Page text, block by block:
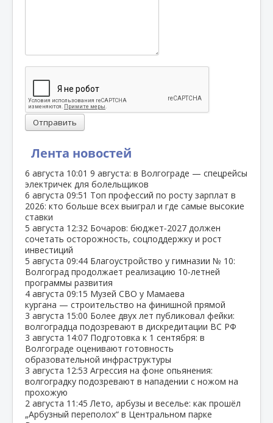
Лента новостей
6 августа 10:01 9 августа: в Волгограде — спецрейсы
электричек для болельщиков
6 августа 09:51 Топ профессий по росту зарплат в
2026: кто больше всех выиграл и где самые высокие
ставки
5 августа 12:32 Бочаров: бюджет‑2027 должен
сочетать осторожность, соцподдержку и рост
инвестиций
5 августа 09:44 Благоустройство у гимназии № 10:
Волгоград продолжает реализацию 10‑летней
программы развития
4 августа 09:15 Музей СВО у Мамаева
кургана — строительство на финишной прямой
3 августа 15:00 Более двух лет публиковал фейки:
волгоградца подозревают в дискредитации ВС РФ
3 августа 14:07 Подготовка к 1 сентября: в
Волгограде оценивают готовность
образовательной инфраструктуры
3 августа 12:53 Агрессия на фоне опьянения:
волгоградку подозревают в нападении с ножом на
прохожую
2 августа 11:45 Лето, арбузы и веселье: как прошёл
„Арбузный переполох“ в Центральном парке
Отправить